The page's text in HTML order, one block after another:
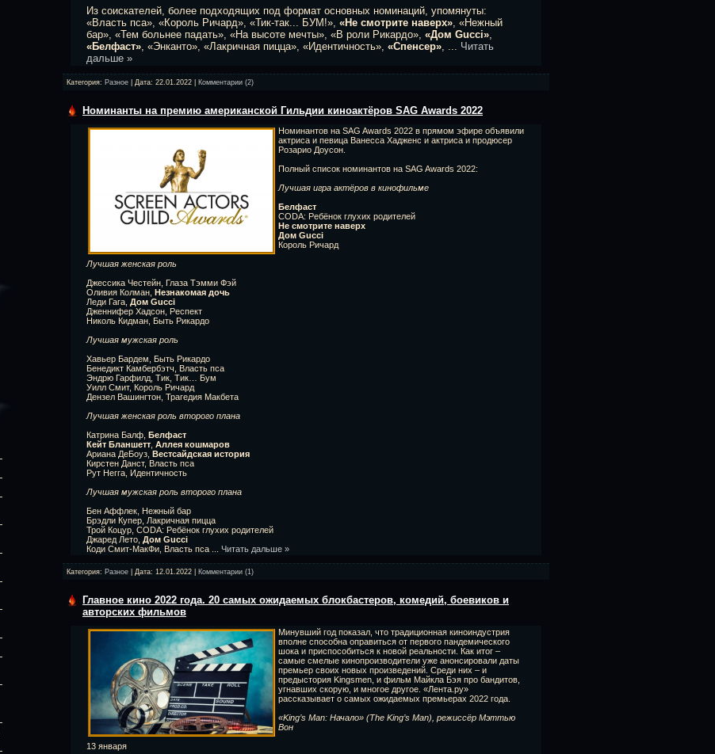
Из соискателей, более подходящих под формат основных номинаций, упомянуты:
«Власть пса», «Король Ричард», «Тик-так... БУМ!», «Не смотрите наверх», «Нежный
бар», «Тем больнее падать», «На высоте мечты», «В роли Рикардо», «Дом Gucci»,
«Белфаст», «Энканто», «Лакричная пицца», «Идентичность», «Спенсер», ... Читать
дальше »
Категория: Разное | Дата: 22.01.2022 Комментарии (2)
Номинанты на премию американской Гильдии киноактёров SAG Awards 2022
Номинантов на SAG Awards 2022 в прямом эфире объявили
актриса и певица Ванесса Хадженс и актриса и продюсер
Розарио Доусон.
Полный список номинантов на SAG Awards 2022:
Лучшая игра актёров в кинофильме
Белфаст
CODA: Ребёнок глухих родителей
Не смотрите наверх
Дом Gucci
Король Ричард
Лучшая женская роль
Джессика Честейн, Глаза Тэмми Фэй
Оливия Колман,
Незнакомая дочь
Леди Гага, Дом Gucci
Дженнифер Хадсон, Респект
Николь Кидман, Быть Рикардо
Лучшая мужская роль
Хавьер Бардем, Быть Рикардо
Бенедикт Камбербэтч, Власть пса
Эндрю Гарфилд, Тик, Тик… Бум
Уилл Смит, Король Ричард
Дензел Вашингтон, Трагедия Макбета
Лучшая женская роль второго плана
Катрина Балф,
Белфаст
Кейт Бланшетт Аллея кошмаров
Ариана ДеБоуз,
Вестсайдская история
Кирстен Данст, Власть пса
Рут Негга, Идентичность
Лучшая мужская роль второго плана
Бен Аффлек, Нежный бар
Брэдли Купер, Лакричная пицца
Трой Коцур, CODA: Ребёнок глухих родителей
Джаред Лето, Дом Gucci
Коди Смит-МакФи, Власть пса
Читать дальше »
Категория: Разное | Дата: 12.01.2022 Комментарии (1)
Главное кино 2022 года. 20 самых ожидаемых блокбастеров, комедий, боевиков и
авторских фильмов
Минувший год показал, что традиционная киноиндустрия
вполне способна оправиться от первого пандемического
шока и приспособиться к новой реальности. Как итог –
самые смелые кинопроизводители уже анонсировали даты
премьер своих новых произведений. Среди них – и
предыстория Kingsmen, и фильм Майкла Бэя про бандитов,
угнавших скорую, и многое другое. «Лента.ру»
рассказывает о самых ожидаемых премьерах 2022 года.
«King’s Man: Начало» (The King’s Man), режиссёр Мэттью
Вон
13 января